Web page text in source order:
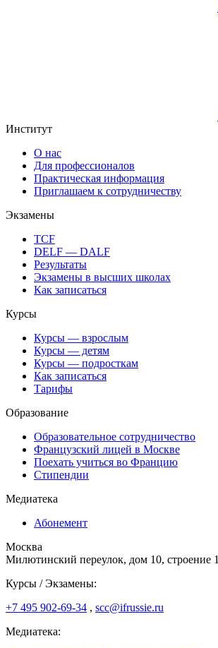
Институт
О нас
Для профессионалов
Практическая информация
Приглашаем к сотрудничеству
Экзамены
TCF
DELF — DALF
Результаты
Экзамены в высших школах
Как записаться
Курсы
Курсы — взрослым
Курсы — детям
Курсы — подросткам
Как записаться
Тарифы
Образование
Образовательное сотрудничество
Французский лицей в Москве
Поехать учиться во Францию
Стипендии
Медиатека
Абонемент
Москва
Милютинский переулок, дом 10, строение 1
Курсы / Экзамены:
+7 495 902-69-34 , scc@ifrussie.ru
Медиатека: